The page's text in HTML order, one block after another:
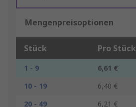
Mengenpreisoptionen
Stück Pro Stück
1 - 9
6,61 €
10 - 19
6,40 €
20 - 49
6,21 €